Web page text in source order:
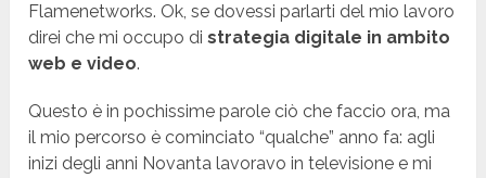
Flamenetworks. Ok, se dovessi parlarti del mio lavoro
direi che mi occupo distrategia digitale in ambito
web e video.
Questo è in pochissime parole ciò che faccio ora, ma
il mio percorso è cominciato “qualche” anno fa: agli
inizi degli anni Novanta lavoravo in televisione e mi